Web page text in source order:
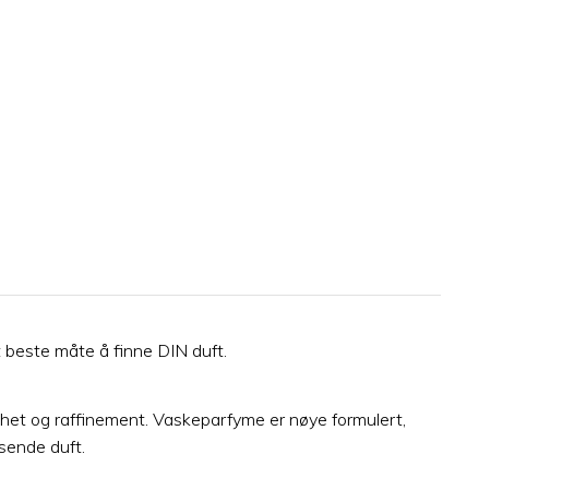
måte å finne DIN duft.
og raffinement. Vaskeparfyme er nøye formulert,
duft.